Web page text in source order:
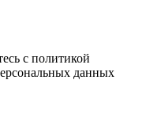
с политикой
данных